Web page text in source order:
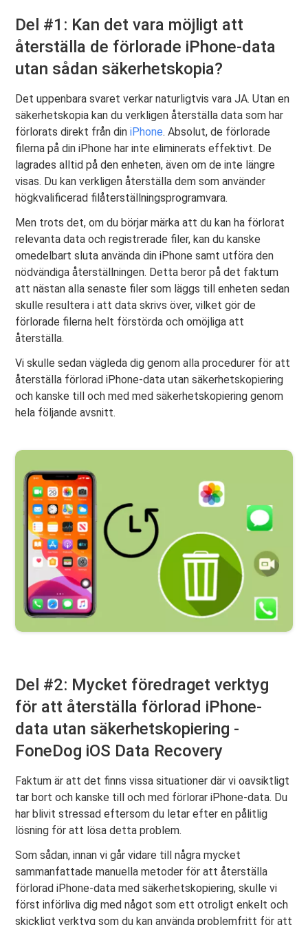
Del #1: Kan det vara möjligt att
återställa de förlorade iPhone-data
utan sådan säkerhetskopia?
Det uppenbara svaret verkar naturligtvis vara JA. Utan en
säkerhetskopia kan du verkligen återställa data som har
förlorats direkt från diniPhone. Absolut, de förlorade
filerna på din iPhone har inte eliminerats effektivt. De
lagrades alltid på den enheten, även om de inte längre
visas. Du kan verkligen återställa dem som använder
högkvalificerad filåterställningsprogramvara.
Men trots det, om du börjar märka att du kan ha förlorat
relevanta data och registrerade filer, kan du kanske
omedelbart sluta använda din iPhone samt utföra den
nödvändiga återställningen. Detta beror på det faktum
att nästan alla senaste filer som läggs till enheten sedan
skulle resultera i att data skrivs över, vilket gör de
förlorade filerna helt förstörda och omöjliga att
återställa.
Vi skulle sedan vägleda dig genom alla procedurer för att
återställa förlorad iPhone-data utan säkerhetskopiering
och kanske till och med med säkerhetskopiering genom
hela följande avsnitt.
Del #2: Mycket föredraget verktyg
för att återställa förlorad iPhone-
data utan säkerhetskopiering -
FoneDog iOS Data Recovery
Faktum är att det finns vissa situationer där vi oavsiktligt
tar bort och kanske till och med förlorar iPhone-data. Du
har blivit stressad eftersom du letar efter en pålitlig
lösning för att lösa detta problem.
Som sådan, innan vi går vidare till några mycket
sammanfattade manuella metoder för att återställa
förlorad iPhone-data med säkerhetskopiering, skulle vi
först införliva dig med något som ett otroligt enkelt och
skickligt verktyg som du kan använda problemfritt för att